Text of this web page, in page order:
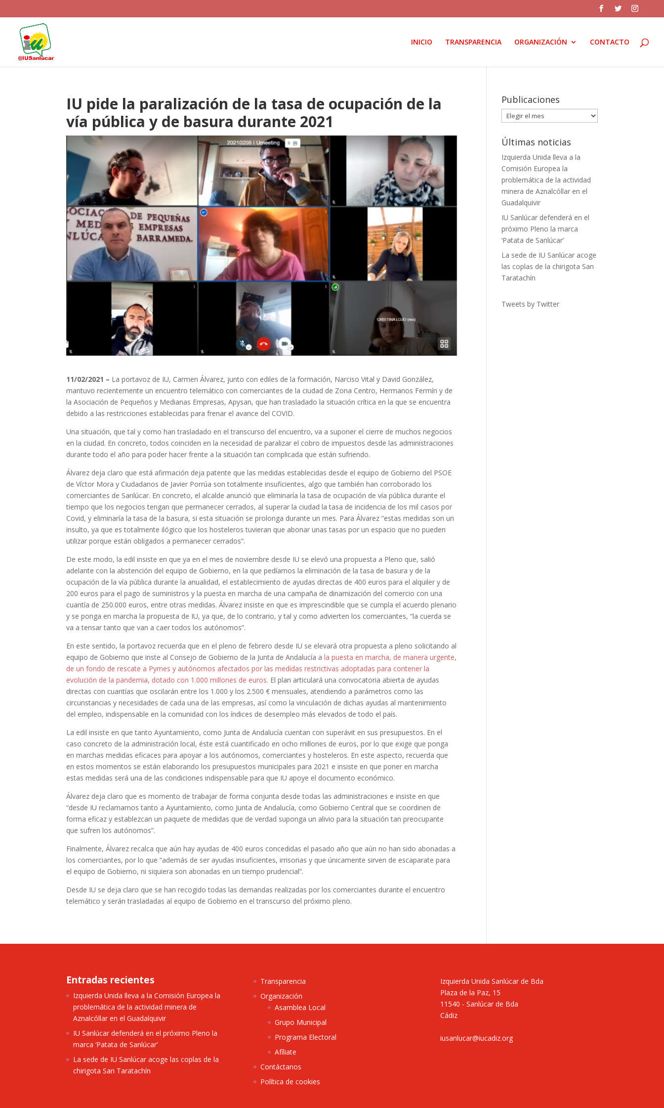
INICIO TRANSPARENCIA ORGANIZACIÓN CONTACTO
IU pide la paralización de la tasa de ocupación de la
vía pública y de basura durante 2021
11/02/2021 – La portavoz de IU, Carmen Álvarez, junto con ediles de la formación, Narciso Vital y David González,
mantuvo recientemente un encuentro telemático con comerciantes de la ciudad de Zona Centro, Hermanos Fermín y de
la Asociación de Pequeños y Medianas Empresas, Apysan, que han trasladado la situación crítica en la que se encuentra
debido a las restricciones establecidas para frenar el avance del COVID.
Una situación, que tal y como han trasladado en el transcurso del encuentro, va a suponer el cierre de muchos negocios
en la ciudad. En concreto, todos coinciden en la necesidad de paralizar el cobro de impuestos desde las administraciones
durante todo el año para poder hacer frente a la situación tan complicada que están sufriendo.
Álvarez deja claro que está afirmación deja patente que las medidas establecidas desde el equipo de Gobierno del PSOE
de Víctor Mora y Ciudadanos de Javier Porrúa son totalmente insuficientes, algo que también han corroborado los
comerciantes de Sanlúcar. En concreto, el alcalde anunció que eliminaría la tasa de ocupación de vía pública durante el
tiempo que los negocios tengan que permanecer cerrados, al superar la ciudad la tasa de incidencia de los mil casos por
Covid, y eliminaría la tasa de la basura, si esta situación se prolonga durante un mes. Para Álvarez “estas medidas son un
insulto, ya que es totalmente ilógico que los hosteleros tuvieran que abonar unas tasas por un espacio que no pueden
utilizar porque están obligados a permanecer cerrados”.
De este modo, la edil insiste en que ya en el mes de noviembre desde IU se elevó una propuesta a Pleno que, salió
adelante con la abstención del equipo de Gobierno, en la que pedíamos la eliminación de la tasa de basura y de la
ocupación de la vía pública durante la anualidad, el establecimiento de ayudas directas de 400 euros para el alquiler y de
200 euros para el pago de suministros y la puesta en marcha de una campaña de dinamización del comercio con una
cuantía de 250.000 euros, entre otras medidas. Álvarez insiste en que es imprescindible que se cumpla el acuerdo plenario
y se ponga en marcha la propuesta de IU, ya que, de lo contrario, y tal y como advierten los comerciantes, “la cuerda se
va a tensar tanto que van a caer todos los autónomos”.
En este sentido, la portavoz recuerda que en el pleno de febrero desde IU se elevará otra propuesta a pleno solicitando al
equipo de Gobierno que inste al Consejo de Gobierno de la Junta de Andalucía ala puesta en marcha, de manera urgente,
de un fondo de rescate a Pymes y autónomos afectados por las medidas restrictivas adoptadas para contener la
evolución de la pandemia, dotado con 1.000 millones de euros. El plan articulará una convocatoria abierta de ayudas
directas con cuantías que oscilarán entre los 1.000 y los 2.500 € mensuales, atendiendo a parámetros como las
circunstancias y necesidades de cada una de las empresas, así como la vinculación de dichas ayudas al mantenimiento
del empleo, indispensable en la comunidad con los índices de desempleo más elevados de todo el país.
La edil insiste en que tanto Ayuntamiento, como Junta de Andalucía cuentan con superávit en sus presupuestos. En el
caso concreto de la administración local, éste está cuantificado en ocho millones de euros, por lo que exige que ponga
en marchas medidas eficaces para apoyar a los autónomos, comerciantes y hosteleros. En este aspecto, recuerda que
en estos momentos se están elaborando los presupuestos municipales para 2021 e insiste en que poner en marcha
estas medidas será una de las condiciones indispensable para que IU apoye el documento económico.
Álvarez deja claro que es momento de trabajar de forma conjunta desde todas las administraciones e insiste en que
“desde IU reclamamos tanto a Ayuntamiento, como Junta de Andalucía, como Gobierno Central que se coordinen de
forma eficaz y establezcan un paquete de medidas que de verdad suponga un alivio para la situación tan preocupante
que sufren los autónomos”.
Finalmente, Álvarez recalca que aún hay ayudas de 400 euros concedidas el pasado año que aún no han sido abonadas a
los comerciantes, por lo que “además de ser ayudas insuficientes, irrisorias y que únicamente sirven de escaparate para
el equipo de Gobierno, ni siquiera son abonadas en un tiempo prudencial”.
Desde IU se deja claro que se han recogido todas las demandas realizadas por los comerciantes durante el encuentro
telemático y serán trasladadas al equipo de Gobierno en el transcurso del próximo pleno.
Publicaciones
Publicaciones
Últimas noticias
Izquierda Unida lleva a la
Comisión Europea la
problemática de la actividad
minera de Aznalcóllar en el
Guadalquivir
IU Sanlúcar defenderá en el
próximo Pleno la marca
‘Patata de Sanlúcar’
La sede de IU Sanlúcar acoge
las coplas de la chirigota San
Taratachín
Tweets by Twitter
Entradas recientes
Izquierda Unida lleva a la Comisión Europea la
problemática de la actividad minera de
Aznalcóllar en el Guadalquivir
IU Sanlúcar defenderá en el próximo Pleno la
marca ‘Patata de Sanlúcar’
La sede de IU Sanlúcar acoge las coplas de la
chirigota San Taratachín
Transparencia
Organización
Asamblea Local
Grupo Municipal
Programa Electoral
Afíliate
Contáctanos
Política de cookies
Izquierda Unida Sanlúcar de Bda
Plaza de la Paz, 15
11540 - Sanlúcar de Bda
Cádiz
iusanlucar@iucadiz.org